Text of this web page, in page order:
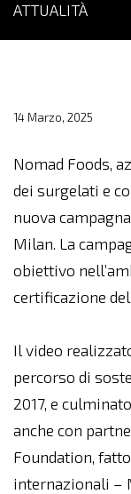
ATTUALITÀ
14 Marzo, 2025
Nomad Foods,
dei surgelati e
nuova
Milan. La
obiettivo
certificazione
Il video
percorso di
2017, e
anche con
Foundation,
internazionali –